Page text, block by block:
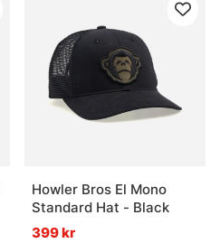
Howler Bros El Mono
Standard Hat - Black
399 kr